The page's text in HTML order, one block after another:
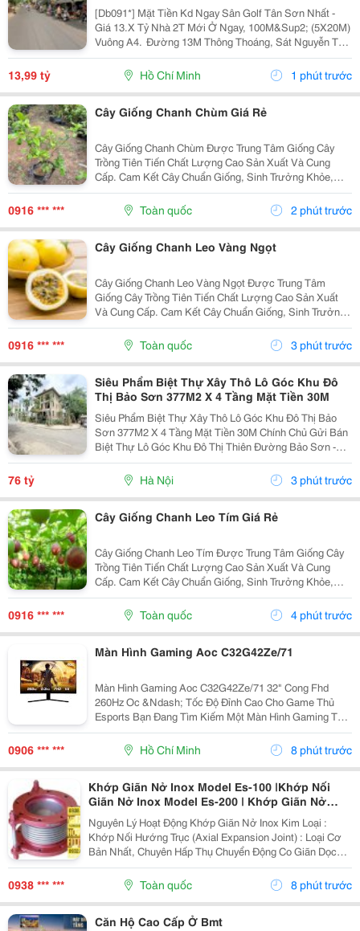
[Db091*] Mặt Tiền Kd Ngay Sân Golf Tân Sơn Nhất -
Giá 13.X Tỷ Nhà 2T Mới Ở Ngay, 100M&Sup2; (5X20M)
Vuông A4. ️ Đường 13M Thông Thoáng, Sát Nguyễn Tư
Giản. ✨ Vị Trí Đắc Địa, Kd Sầm Uất. Liên Hệ Ngay Để
Xem Nhà Trực Tiếp!
13,99 tỷ Hồ Chí Minh 1 phút trước
Cây Giống Chanh Chùm Giá Rẻ
Cây Giống Chanh Chùm Được Trung Tâm Giống Cây
Trồng Tiên Tiến Chất Lượng Cao Sản Xuất Và Cung
Cấp. Cam Kết Cây Chuẩn Giống, Sinh Trưởng Khỏe,
Chất Lượng Cao. Sđt/ Zalo: 0916.430.455 Đặc Điểm:
Cây Giống Và Trái Chanh Chùm Là Giống Cây Ăn Quả...
0916 *** *** Toàn quốc 2 phút trước
Cây Giống Chanh Leo Vàng Ngọt
Cây Giống Chanh Leo Vàng Ngọt Được Trung Tâm
Giống Cây Trồng Tiên Tiến Chất Lượng Cao Sản Xuất
Và Cung Cấp. Cam Kết Cây Chuẩn Giống, Sinh Trưởng
Khỏe, Chất Lượng Cao. Sđt/ Zalo: 0916.430.455 Đặc
Điểm: Cây Giống Và Trái Chanh Leo Vàng Ngọt Là...
0916 *** *** Toàn quốc 3 phút trước
Siêu Phẩm Biệt Thự Xây Thô Lô Góc Khu Đô
Thị Bảo Sơn 377M2 X 4 Tầng Mặt Tiền 30M
Siêu Phẩm Biệt Thự Xây Thô Lô Góc Khu Đô Thị Bảo
Sơn 377M2 X 4 Tầng Mặt Tiền 30M Chính Chủ Gửi Bán
Biệt Thự Lô Góc Khu Đô Thị Thiên Đường Bảo Sơn -
Hoài Đức Hn. Diện Tích Đất: 377M&Sup2;. Xây Dựng: 4
Tầng + Hầm. Mặt Tiền Cực Rộng: 30M. Giá...
76 tỷ Hà Nội 3 phút trước
Cây Giống Chanh Leo Tím Giá Rẻ
Cây Giống Chanh Leo Tím Được Trung Tâm Giống Cây
Trồng Tiên Tiến Chất Lượng Cao Sản Xuất Và Cung
Cấp. Cam Kết Cây Chuẩn Giống, Sinh Trưởng Khỏe,
Chất Lượng Cao. Sđt/ Zalo: 0916.430.455 Đặc Điểm:
Cây Giống Và Trái Chanh Leo Tím Là Giống Cây Ăn...
0916 *** *** Toàn quốc 4 phút trước
Màn Hình Gaming Aoc C32G42Ze/71
Màn Hình Gaming Aoc C32G42Ze/71 32" Cong Fhd
260Hz Oc &Ndash; Tốc Độ Đỉnh Cao Cho Game Thủ
Esports Bạn Đang Tìm Kiếm Một Màn Hình Gaming Tốc
Độ Cao Để Chinh Phục Mọi Tựa Game Fps? Aoc
C32G42Ze/71 Là Lựa Chọn Đáng Cân Nhắc Với Thiết
Kế Cong 32 Inch,...
0906 *** *** Hồ Chí Minh 8 phút trước
Khớp Giãn Nở Inox Model Es-100 |Khớp Nối
Giãn Nở Inox Model Es-200 | Khớp Giãn Nở
Inox Chịu Nhiệt Model De-100 |Khớp Giãn Nở
Kim Loại Model De-200 | Bù Trừ Giãn Nỡ | Khớp
Co
Nguyên Lý Hoạt Động Khớp Giãn Nở Inox Kim Loại :
Khớp Nối Hướng Trục (Axial Expansion Joint) : Loại Cơ
Bản Nhất, Chuyên Hấp Thụ Chuyển Động Co Giãn Dọc
Theo Trục Thẳng Của Đường Ống. Khớp Nối Góc
(Angular Expansion Joint) : Cho Phép Bẻ Góc Hoặc...
0938 *** *** Toàn quốc 8 phút trước
Căn Hộ Cao Cấp Ở Bmt